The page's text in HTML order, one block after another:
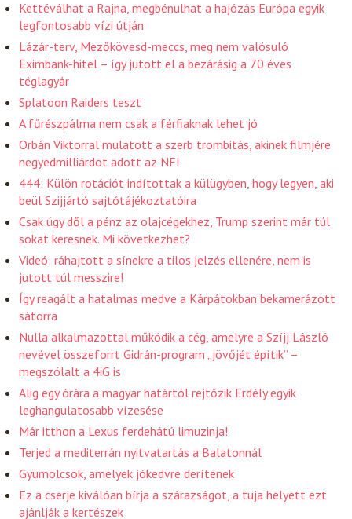
Kettéválhat a Rajna, megbénulhat a hajózás Európa egyik
legfontosabb vízi útján
Lázár-terv, Mezőkövesd-meccs, meg nem valósuló
Eximbank-hitel – így jutott el a bezárásig a 70 éves
téglagyár
Splatoon Raiders teszt
A fűrészpálma nem csak a férfiaknak lehet jó
Orbán Viktorral mulatott a szerb trombitás, akinek filmjére
negyedmilliárdot adott az NFI
444: Külön rotációt indítottak a külügyben, hogy legyen, aki
beül Szijjártó sajtótájékoztatóira
Csak úgy dől a pénz az olajcégekhez, Trump szerint már túl
sokat keresnek. Mi következhet?
Videó: ráhajtott a sínekre a tilos jelzés ellenére, nem is
jutott túl messzire!
Így reagált a hatalmas medve a Kárpátokban bekamerázott
sátorra
Nulla alkalmazottal működik a cég, amelyre a Szíjj László
nevével összeforrt Gidrán-program „jövőjét építik” –
megszólalt a 4iG is
Alig egy órára a magyar határtól rejtőzik Erdély egyik
leghangulatosabb vízesése
Már itthon a Lexus ferdehátú limuzinja!
Terjed a mediterrán nyitvatartás a Balatonnál
Gyümölcsök, amelyek jókedvre derítenek
Ez a cserje kiválóan bírja a szárazságot, a tuja helyett ezt
ajánlják a kertészek